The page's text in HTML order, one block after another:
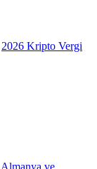
2026 Kripto Vergi
Almanya ve